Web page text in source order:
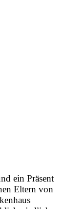
ein Präsent
Eltern von